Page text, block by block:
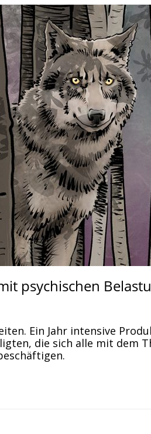
psychischen
Ein Jahr intensive
die sich alle mit dem